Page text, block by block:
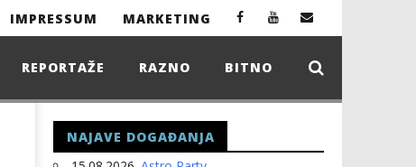
IMPRESSUM MARKETING
REPORTAŽE RAZNO BITNO
NAJAVE DOGAĐANJA